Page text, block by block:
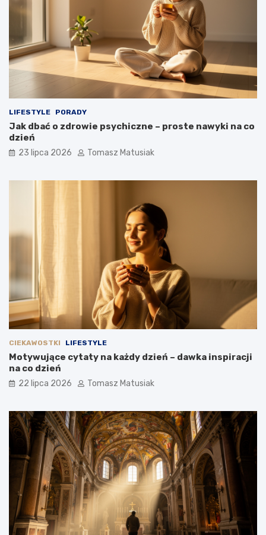
LIFESTYLE PORADY
Jak dbać o zdrowie psychiczne – proste nawyki na co
dzień
23 lipca 2026 Tomasz Matusiak
CIEKAWOSTKI LIFESTYLE
Motywujące cytaty na każdy dzień – dawka inspiracji
na co dzień
22 lipca 2026 Tomasz Matusiak